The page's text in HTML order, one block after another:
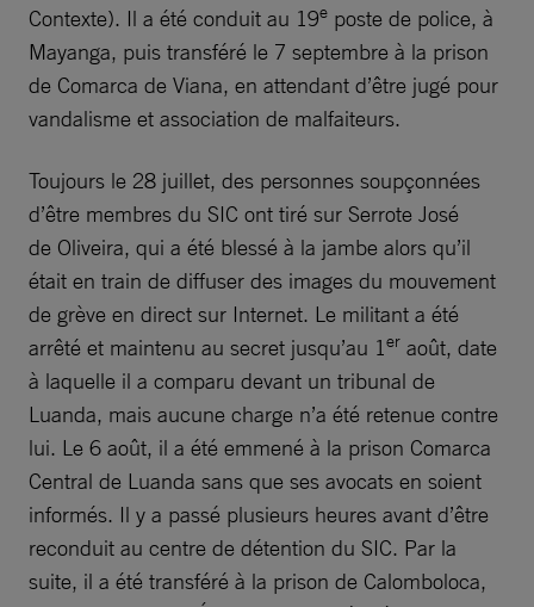
Contexte). Il a été conduit au 19e poste de police, à
Mayanga, puis transféré le 7 septembre à la prison
de Comarca de Viana, en attendant d’être jugé pour
vandalisme et association de malfaiteurs.
Toujours le 28 juillet, des personnes soupçonnées
d’être membres du SIC ont tiré sur Serrote José
de Oliveira, qui a été blessé à la jambe alors qu’il
était en train de diffuser des images du mouvement
de grève en direct sur Internet. Le militant a été
arrêté et maintenu au secret jusqu’au 1 er août, date
à laquelle il a comparu devant un tribunal de
Luanda, mais aucune charge n’a été retenue contre
lui. Le 6 août, il a été emmené à la prison Comarca
Central de Luanda sans que ses avocats en soient
informés. Il y a passé plusieurs heures avant d’être
reconduit au centre de détention du SIC. Par la
suite, il a été transféré à la prison de Calomboloca,